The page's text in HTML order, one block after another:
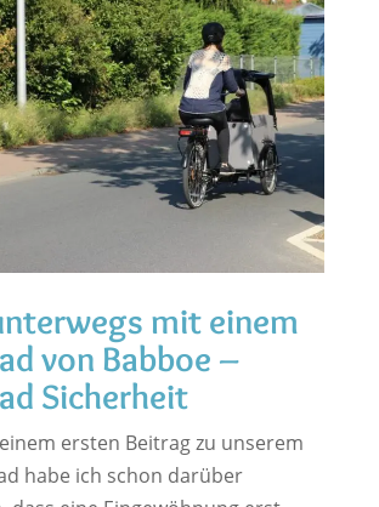
mit einem
von Babboe –
Sicherheit
ersten Beitrag zu unserem
habe ich schon darüber